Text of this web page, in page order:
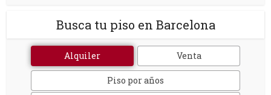
Busca tu piso en Barcelona
Alquiler Venta
Piso por años